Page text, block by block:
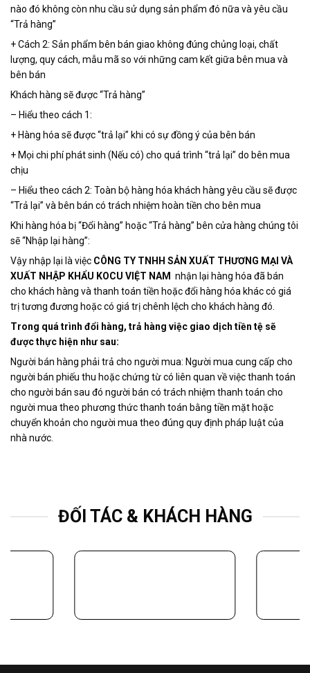
nào đó không còn nhu cầu sử dụng sản phẩm đó nữa và yêu cầu
“Trả hàng”
+ Cách 2: Sản phẩm bên bán giao không đúng chủng loại, chất
lượng, quy cách, mẫu mã so với những cam kết giữa bên mua và
bên bán
Khách hàng sẽ được “Trả hàng”
– Hiểu theo cách 1:
+ Hàng hóa sẽ được “trả lại” khi có sự đồng ý của bên bán
+ Mọi chi phí phát sinh (Nếu có) cho quá trình “trả lại” do bên mua
chịu
– Hiểu theo cách 2: Toàn bộ hàng hóa khách hàng yêu cầu sẽ được
“Trả lại” và bên bán có trách nhiệm hoàn tiền cho bên mua
Khi hàng hóa bị “Đổi hàng” hoặc “Trả hàng” bên cửa hàng chúng tôi
sẽ “Nhập lại hàng”:
Vậy nhập lại là việc CÔNG TY TNHH SẢN XUẤT THƯƠNG MẠI VÀ
XUẤT NHẬP KHẨU KOCU VIỆT NAM nhận lại hàng hóa đã bán
cho khách hàng và thanh toán tiền hoặc đổi hàng hóa khác có giá
trị tương đương hoặc có giá trị chênh lệch cho khách hàng đó.
Trong quá trình đổi hàng, trả hàng việc giao dịch tiền tệ sẽ
được thực hiện như sau:
Người bán hàng phải trả cho người mua: Người mua cung cấp cho
người bán phiếu thu hoặc chứng từ có liên quan về việc thanh toán
cho người bán sau đó người bán có trách nhiệm thanh toán cho
người mua theo phương thức thanh toán bằng tiền mặt hoặc
chuyển khoản cho người mua theo đúng quy định pháp luật của
nhà nước.
ĐỐI TÁC & KHÁCH HÀNG